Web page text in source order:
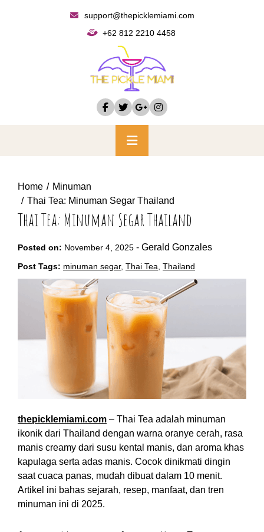
support@thepicklemiami.com
+62 812 2210 4458
Primary
Menu
Home
Minuman
Thai Tea: Minuman Segar Thailand
Thai Tea: Minuman Segar Thailand
Posted on: November 4, 2025 - Gerald Gonzales
Post Tags: minuman segar, Thai Tea, Thailand
thepicklemiami.com – Thai Tea adalah minuman
ikonik dari Thailand dengan warna oranye cerah, rasa
manis creamy dari susu kental manis, dan aroma khas
kapulaga serta adas manis. Cocok dinikmati dingin
saat cuaca panas, mudah dibuat dalam 10 menit.
Artikel ini bahas sejarah, resep, manfaat, dan tren
minuman ini di 2025.